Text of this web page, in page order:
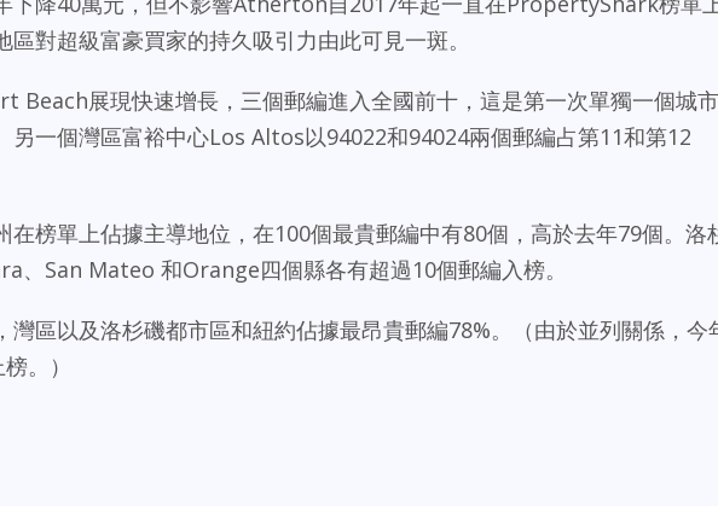
區對超級富豪買家的持久吸引力由此可見一斑。
Beach展現快速增長，三個郵編進入全國前十，這是第一次單獨一個城市
另一個灣區富裕中心Los Altos以94022和94024兩個郵編占第11和第12
在榜單上佔據主導地位，在100個最貴郵編中有80個，高於去年79個。洛
、San Mateo 和Orange四個縣各有超過10個郵編入榜。
灣區以及洛杉磯都市區和紐約佔據最昂貴郵編78%。（由於並列關係，今
。）